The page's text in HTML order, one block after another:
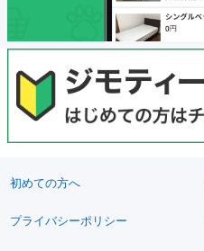
初めての方へ
プライバシーポリシー